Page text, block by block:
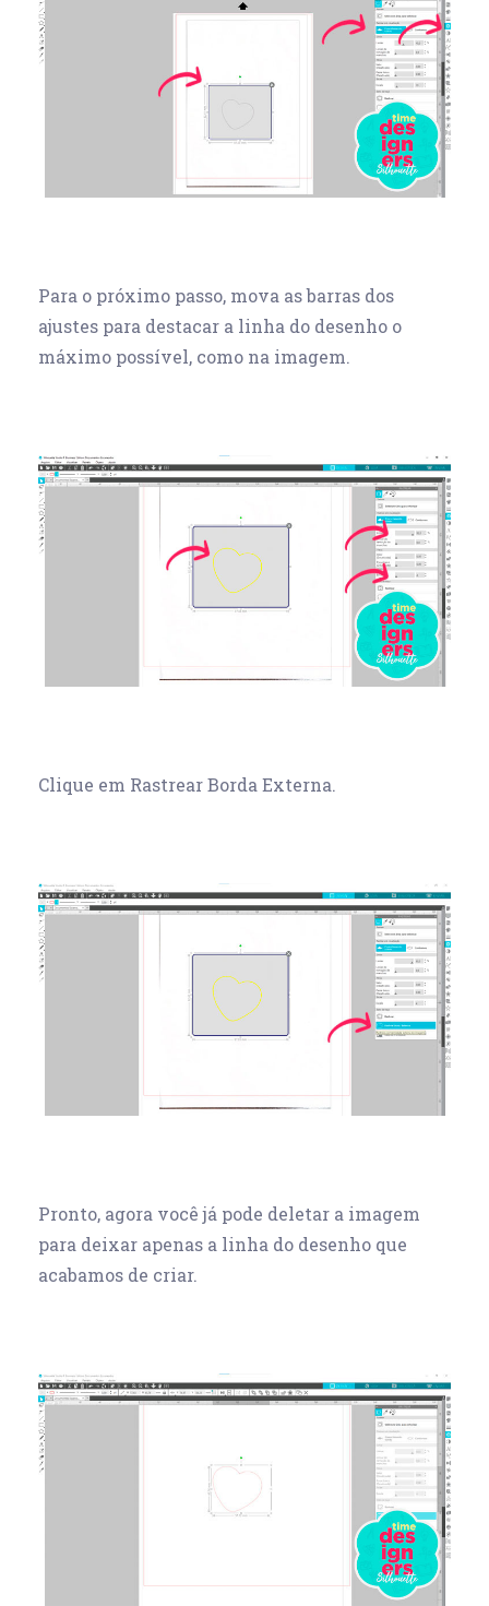
Para o próximo passo, mova as barras dos
ajustes para destacar a linha do desenho o
máximo possível, como na imagem.
Clique em Rastrear Borda Externa.
Pronto, agora você já pode deletar a imagem
para deixar apenas a linha do desenho que
acabamos de criar.